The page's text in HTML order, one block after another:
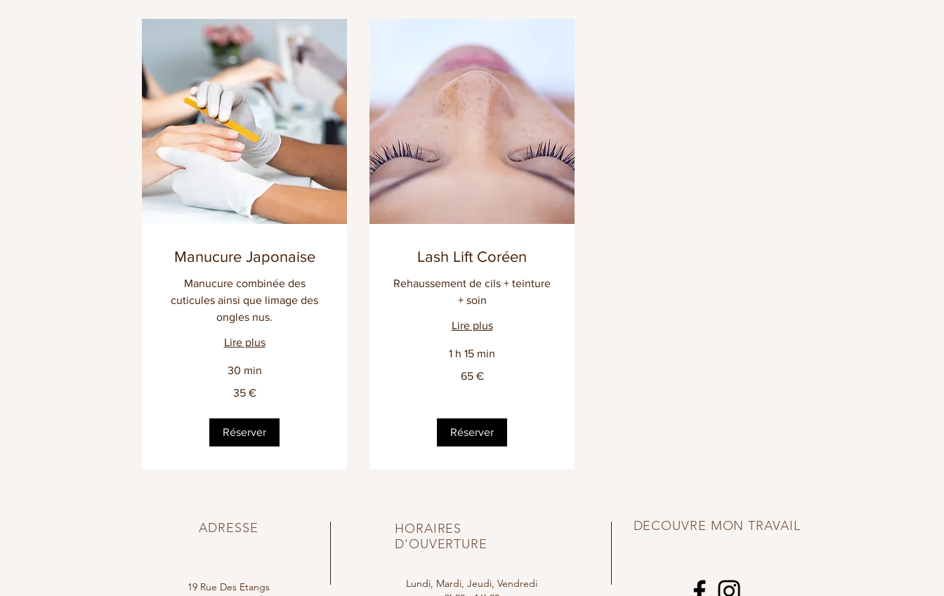
Manucure Japonaise
Manucure combinée des
cuticules ainsi que limage des
ongles nus.
Lire plus
30 min
35 €
Réserver
Lash Lift Coréen
Rehaussement de cils + teinture
+ soin
Lire plus
1 h 15 min
65 €
Réserver
ADRESSE
19 Rue Des Etangs
HORAIRES
D'OUVERTURE
Lundi, Mardi, Jeudi, Vendredi
DECOUVRE MON TRAVAIL